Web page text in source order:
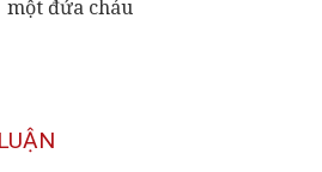
một đứa cháu